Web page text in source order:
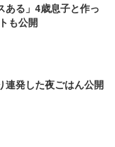
ある」4歳息子と作っ
も公開
連発した夜ごはん公開